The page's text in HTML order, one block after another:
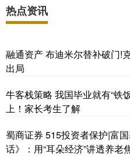
热点资讯
融通资产 布迪米尔替补破门!
出局
牛客栈策略 我国毕业就有“铁
上！家长考生了解
蜀商证券 515投资者保护|富
话》：用“耳朵经济”讲透养老